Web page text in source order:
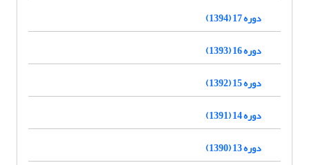
دوره 17 (1394)
دوره 16 (1393)
دوره 15 (1392)
دوره 14 (1391)
دوره 13 (1390)